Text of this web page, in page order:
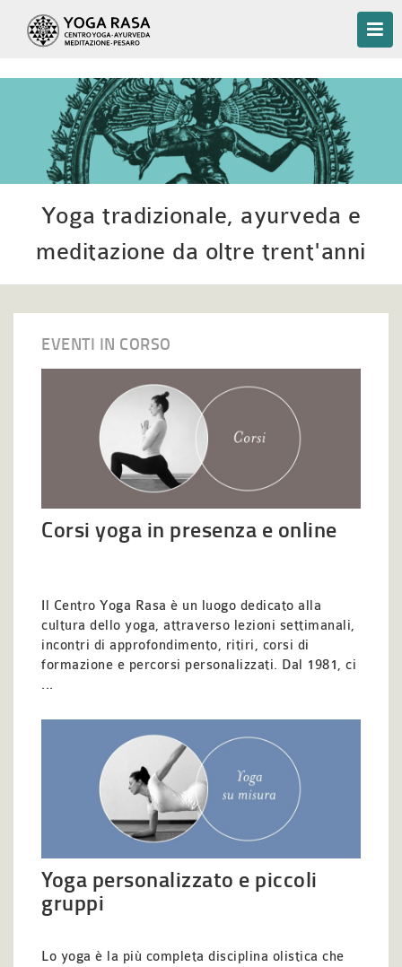
Yoga tradizionale, ayurveda e
meditazione da oltre trent'anni
EVENTI IN CORSO
Corsi yoga in presenza e online
Il Centro Yoga Rasa è un luogo dedicato alla
cultura dello yoga, attraverso lezioni settimanali,
incontri di approfondimento, ritiri, corsi di
formazione e percorsi personalizzati. Dal 1981, ci
...
Yoga personalizzato e piccoli
gruppi
Lo yoga è la più completa disciplina olistica che